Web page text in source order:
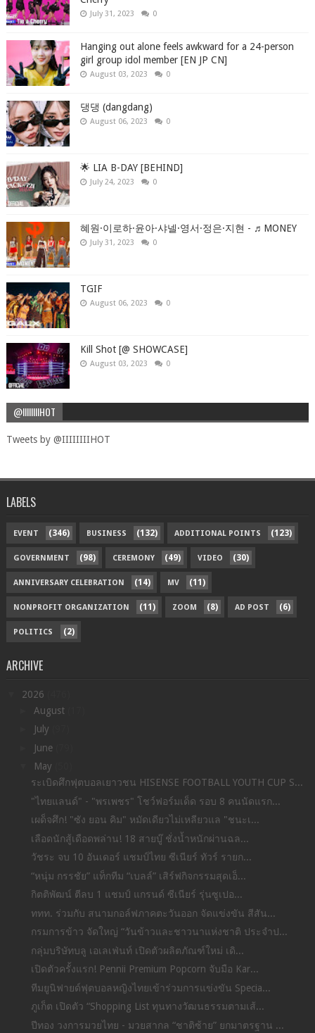
July 31, 2023 0
Hanging out alone feels awkward for a 24-person
girl group idol member [EN JP CN]
August 03, 2023 0
댕댕 (dangdang)
August 06, 2023 0
🌟 LIA B-DAY [BEHIND]
July 24, 2023 0
혜원·이로하·윤아·샤넬·영서·정은·지현 - ♬MONEY
July 31, 2023 0
TGIF
August 06, 2023 0
Kill Shot [@ SHOWCASE]
August 03, 2023 0
@IIIIIIIIHOT
Tweets by @IIIIIIIIHOT
LABELS
EVENT (346) BUSINESS (132) ADDITIONAL POINTS (123)
GOVERNMENT (98) CEREMONY (49) VIDEO (30)
ANNIVERSARY CELEBRATION (14) MV (11)
NONPROFIT ORGANIZATION (11) ZOOM (8) AD POST (6)
POLITICS (2)
ARCHIVE
2026
August
July
June
May
ระเบิดศึกฟุตบอลเยาวชน HISENSE FOOTBALL YOUTH CUP S...
"ไทยแลนด์" - "พรเพชร" โชว์ฟอร์มเด็ด รอบ 8 คนนัดแรก...
เผด็จศึก! "ซัง ยอน คิม" หมัดเดียวไม่เหลียวแล "ชนะเ...
เลือดนักสู้เดือดพล่าน! 18 สายบู๊ ชั่งน้ำหนักผ่านฉล...
วัชระ จบ 10 อันเดอร์ แชมป์ไทย ซีเนียร์ ทัวร์ รายก...
“หนุ่ม กรรชัย” แท็กทีม “เบลล์” เสิร์ฟกิจกรรมสุดเอ็...
กิตติพัฒน์ ตีลบ 1 แชมป์ แกรนด์ ซีเนียร์ รุ่นซูเปอ...
ททท. ร่วมกับ สนามกอล์ฟภาคตะวันออก จัดแข่งขัน สีสัน...
กรมการข้าว จัดใหญ่ “วันข้าวและชาวนาแห่งชาติ ประจำป...
กลุ่มบริษัทบลู เอเลเฟ่นท์ เปิดตัวผลิตภัณฑ์ใหม่ เดิ...
เปิดตัวครั้งแรก! Pennii Premium Popcorn จับมือ Kar...
ทีมยูนิฟายด์ฟุตบอลหญิงไทยเข้าร่วมการแข่งขัน Specia...
ภูเก็ต เปิดตัว “Shopping List ทุนทางวัฒนธรรมตามเส้...
ปีทอง วงการมวยไทย - มวยสากล “ชาติซ้าย” ยกมาตรฐาน ...